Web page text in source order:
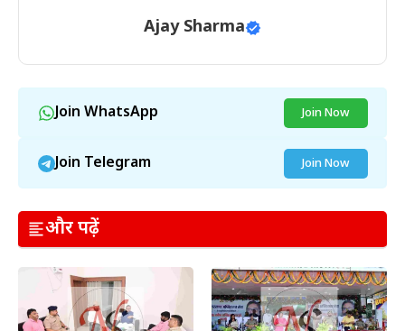
Ajay Sharma
Join WhatsApp Join Now
Join Telegram Join Now
और पढ़ें